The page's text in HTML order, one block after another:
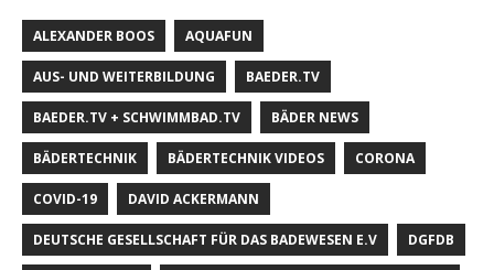
ALEXANDER BOOS AQUAFUN
AUS- UND WEITERBILDUNG BAEDER.TV
BAEDER.TV + SCHWIMMBAD.TV BÄDER NEWS
BÄDERTECHNIK BÄDERTECHNIK VIDEOS CORONA
COVID-19 DAVID ACKERMANN
DEUTSCHE GESELLSCHAFT FÜR DAS BADEWESEN E.V DGFDB